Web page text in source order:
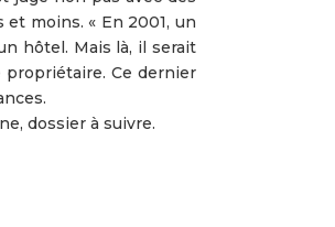
moins. « En 2001, un
hôtel. Mais là, il serait
Ce dernier
dossier à suivre.